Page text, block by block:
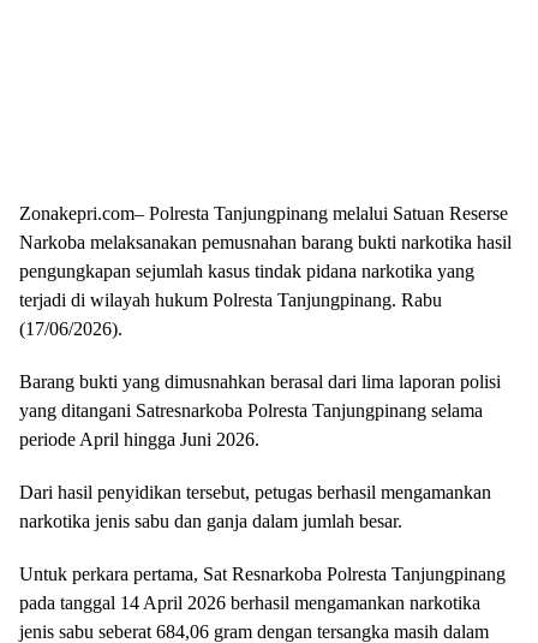
Zonakepri.com– Polresta Tanjungpinang melalui Satuan Reserse
Narkoba melaksanakan pemusnahan barang bukti narkotika hasil
pengungkapan sejumlah kasus tindak pidana narkotika yang
terjadi di wilayah hukum Polresta Tanjungpinang. Rabu
(17/06/2026).
Barang bukti yang dimusnahkan berasal dari lima laporan polisi
yang ditangani Satresnarkoba Polresta Tanjungpinang selama
periode April hingga Juni 2026.
Dari hasil penyidikan tersebut, petugas berhasil mengamankan
narkotika jenis sabu dan ganja dalam jumlah besar.
Untuk perkara pertama, Sat Resnarkoba Polresta Tanjungpinang
pada tanggal 14 April 2026 berhasil mengamankan narkotika
jenis sabu seberat 684,06 gram dengan tersangka masih dalam